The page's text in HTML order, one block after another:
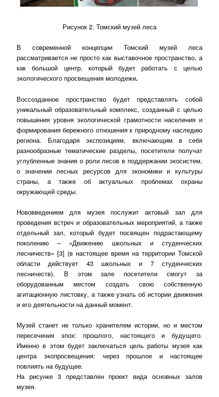
Рисунок 2. Томский музей леса
В современной концепции Томский музей леса
рассматривается не просто как выставочное пространство, а
как большой центр, который будет работать с целью
экологического просвещения молодежи.
Воссозданное пространство будет представлять собой
уникальный образовательный комплекс, созданный с целью
повышения уровня экологической грамотности населения и
формирования бережного отношения к природному наследию
региона. Благодаря экспозициям, включающим в себя
разнообразные тематические разделы, посетители получат
углубленные знания о роли лесов в поддержании экосистем,
о значении лесных ресурсов для экономики и культуры
страны, а также об актуальных проблемах охраны
окружающей среды.
Нововведением для музея послужит актовый зал для
проведения встреч и образовательных мероприятий, а также
отдельный зал, который будет посвящен подрастающему
поколению – «Движению школьных и студенческих
лесничеств» [3] (в настоящее время на территории Томской
области действует 43 школьных и 7 студенческих
лесничеств). В этом зале посетители смогут за
оборудованным местом создать свою собственную
агитационную листовку, а также узнать об истории движения
и его деятельности на данный момент.
Музей станет не только хранителем истории, но и местом
пересечения эпох: прошлого, настоящего и будущего.
Именно в этом будет заключаться цель работы музея как
центра экопросвещения: через прошлое и настоящее
повлиять на будущее.
На рисунке 3 представлен проект вида основных залов
музея.